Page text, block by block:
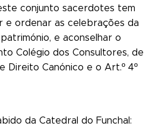
conjunto sacerdotes tem
e ordenar as celebrações da
e aconselhar o
Colégio dos Consultores, de
Direito Canónico e o Art.º 4º
da Catedral do Funchal: